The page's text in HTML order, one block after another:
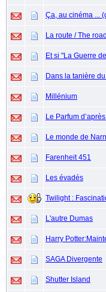
Ça, au cinéma ...
La route / The road
Et si "La Guerre
Dans la tanière
Millénium
Le Parfum
Le monde de
Farenheit 451
Les évadés
Twilight :
L'autre Dumas
Harry
SAGA Divergente
Shutter Island